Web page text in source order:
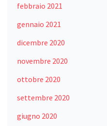
febbraio 2021
gennaio 2021
dicembre 2020
novembre 2020
ottobre 2020
settembre 2020
giugno 2020